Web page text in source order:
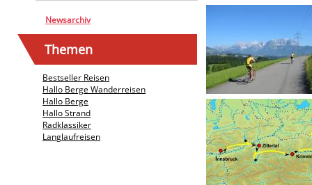
Newsarchiv
Themen
Bestseller Reisen
Hallo Berge Wanderreisen
Hallo Berge
Hallo Strand
Radklassiker
Langlaufreisen